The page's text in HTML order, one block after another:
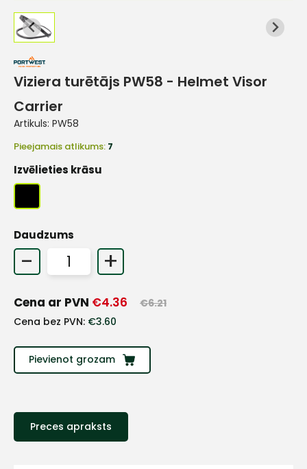
Viziera turētājs PW58 - Helmet Visor
Carrier
Artikuls: PW58
Pieejamais atlikums: 7
Izvēlieties krāsu
Daudzums
- +
Cena ar PVN €4.36 €6.21
Cena bez PVN: €3.60
Pievienot grozam
Preces apraksts
Sazinies
+